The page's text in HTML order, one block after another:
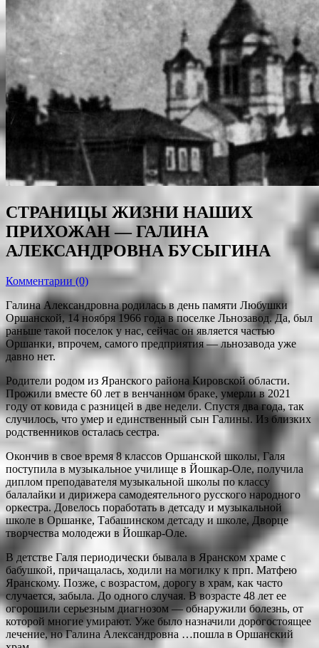
СТРАНИЦЫ ЖИЗНИ НАШИХ
ПРИХОЖАН — ГАЛИНА
АЛЕКСАНДРОВНА БУСЫГИНА
Комментарии (0)
Галина Александровна родилась в день памяти Любушки
Оршанской, 14 ноября 1966 года в поселке Льнозавод. Да, был
раньше такой поселок у нас, сейчас он является частью
Оршанки, впрочем, самого предприятия — льнозавода уже
давно нет.
Родители родом из Яранского района Кировской области.
Прожили вместе 60 лет в венчанном браке, умерли в 2021
году от ковида с разницей в две недели. Спустя два года, так
случилось, что умер и единственный сын Галины. Из близких
родственников осталась сестра.
Окончив в свое время 8 классов Оршанской школы, Галя
поступила в музыкальное училище в Йошкар-Оле, получила
диплом преподавателя музыкальной школы по классу
балалайки и дирижера самодеятельного русского народного
оркестра. Довелось поработать в детсаду и музыкальной
школе в Оршанке, Табашинском детсаду и школе, Дворце
творчества молодежи в Йошкар-Оле.
В детстве Галя периодически бывала в Яранском храме с
бабушкой, причащалась, ходили на могилку к прп. Матфею
Яранскому. Позже, с возрастом, дорогу в храм, как часто
случается, забыла. До одного случая. В возрасте 48 лет ее
огорошили серьезным диагнозом — обнаружили болезнь, от
которой многие умирают. Уже было назначили дорогостоящее
лечение, но Галина Александровна …пошла в Оршанский